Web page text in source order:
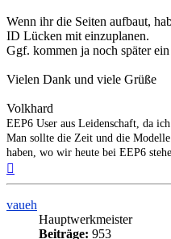
Wenn ihr die Seiten aufbaut,
ID Lücken mit einzuplanen.
Ggf. kommen ja noch später
Vielen Dank und viele Grüße
Volkhard
EEP6 User aus Leidenschaft, da
Man sollte die Zeit und die
haben, wo wir heute bei EEP6
vaueh
Hauptwerkmeister
Beiträge: 953